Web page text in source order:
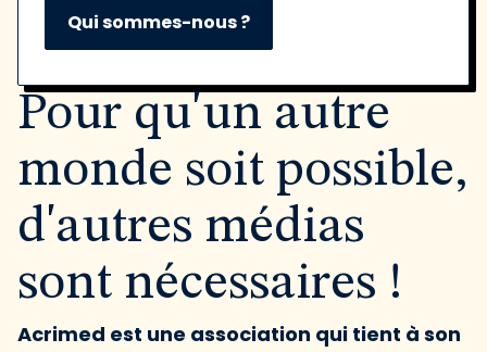
Qui sommes-nous ?
Pour qu'un autre
monde soit possible,
d'autres médias
sont nécessaires !
Acrimed est une association qui tient à son